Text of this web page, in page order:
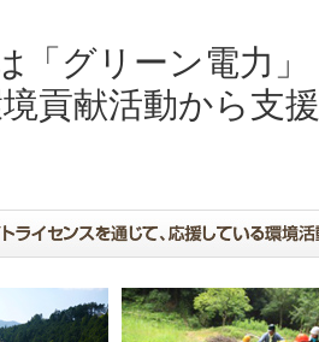
「グリーン電力
貢献活動から支